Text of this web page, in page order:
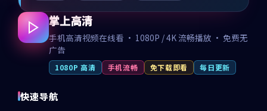
掌上高清
手机高清视频在线看 · 1080P / 4K 流畅播放 · 免费无
广告
1080P 高清 手机流畅 免下载即看 每日更新
快速导航